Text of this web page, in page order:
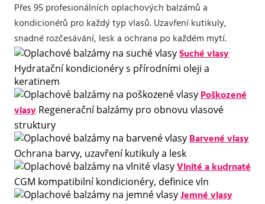
Přes 95 profesionálních oplachových balzámů a
kondicionérů pro každý typ vlasů. Uzavření kutikuly,
snadné rozčesávání, lesk a ochrana po každém mytí.
Suché vlasy
Hydratační kondicionéry s přírodními oleji a
keratinem
Poškozené
vlasy Regenerační balzámy pro obnovu vlasové
struktury
Barvené vlasy
Ochrana barvy, uzavření kutikuly a lesk
Vlnité a kudrnaté
CGM kompatibilní kondicionéry, definice vln
Jemné vlasy